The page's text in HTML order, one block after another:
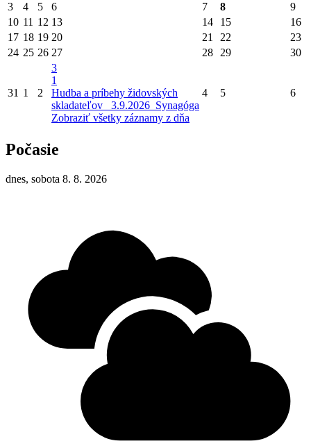
3 4 5 6 7 8
9
10 11 12 13 14 15
16
17 18 19 20 21 22
23
24 25 26 27 28 29 30
31 1 2
3
1
Hudba a príbehy židovských
skladateľov_ 3.9.2026_Synagóga
Zobraziť všetky záznamy z dňa
4 5 6
Počasie
dnes, sobota 8. 8. 2026